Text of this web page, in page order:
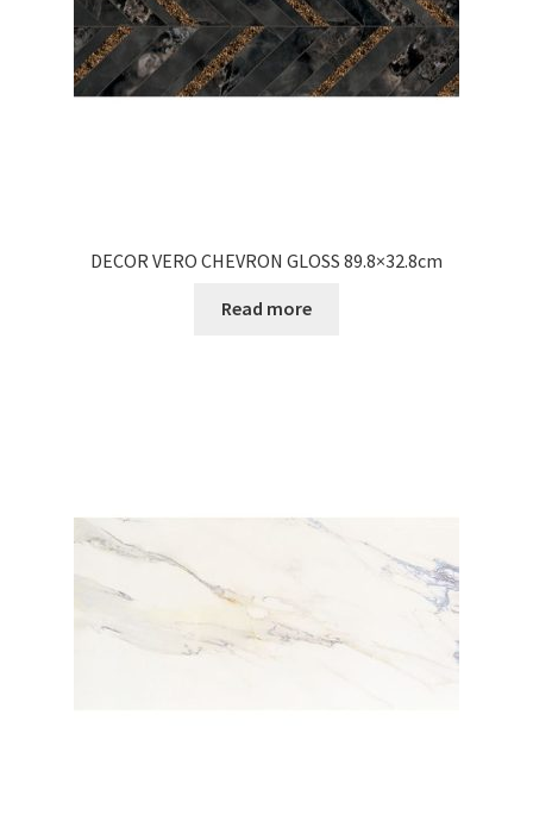
DECOR VERO CHEVRON GLOSS 89.8×32.8cm
Read more